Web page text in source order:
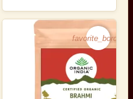
favorite_border